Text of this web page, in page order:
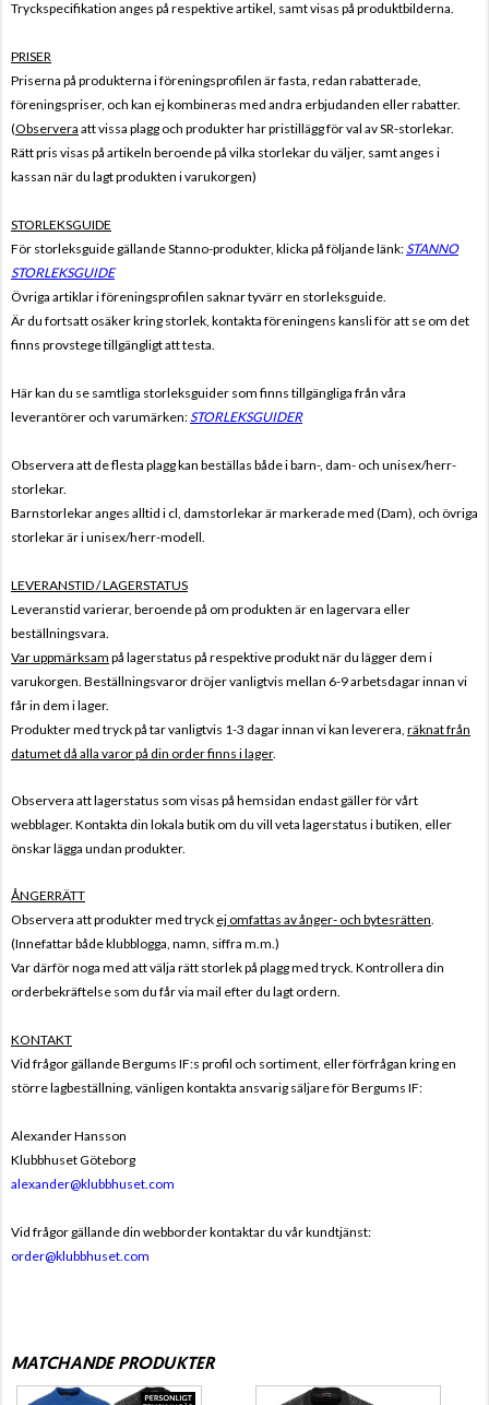
Tryckspecifikation anges på respektive artikel, samt visas på produktbilderna.
PRISER
Priserna på produkterna i föreningsprofilen är fasta, redan rabatterade,
föreningspriser, och kan ej kombineras med andra erbjudanden eller rabatter.
(Observera att vissa plagg och produkter har pristillägg för val av SR-storlekar.
Rätt pris visas på artikeln beroende på vilka storlekar du väljer, samt anges i
kassan när du lagt produkten i varukorgen)
STORLEKSGUIDE
För storleksguide gällande Stanno-produkter, klicka på följande länk:STANNO
STORLEKSGUIDE
Övriga artiklar i föreningsprofilen saknar tyvärr en storleksguide.
Är du fortsatt osäker kring storlek, kontakta föreningens kansli för att se om det
finns provstege tillgängligt att testa.
Här kan du se samtliga storleksguider som finns tillgängliga från våra
leverantörer och varumärken:STORLEKSGUIDER
Observera att de flesta plagg kan beställas både i barn-, dam- och unisex/herr-
storlekar.
Barnstorlekar anges alltid i cl, damstorlekar är markerade med (Dam), och övriga
storlekar är i unisex/herr-modell.
LEVERANSTID / LAGERSTATUS
Leveranstid varierar, beroende på om produkten är en lagervara eller
beställningsvara.
Var uppmärksam på lagerstatus på respektive produkt när du lägger dem i
varukorgen. Beställningsvaror dröjer vanligtvis mellan 6-9 arbetsdagar innan vi
får in dem i lager.
Produkter med tryck på tar vanligtvis 1-3 dagar innan vi kan leverera, räknat från
datumet då alla varor på din order finns i lager.
Observera att lagerstatus som visas på hemsidan endast gäller för vårt
webblager. Kontakta din lokala butik om du vill veta lagerstatus i butiken, eller
önskar lägga undan produkter.
ÅNGERRÄTT
Observera att produkter med tryck ej omfattas av ånger- och bytesrätten.
(Innefattar både klubblogga, namn, siffra m.m.)
Var därför noga med att välja rätt storlek på plagg med tryck. Kontrollera din
orderbekräftelse som du får via mail efter du lagt ordern.
KONTAKT
Vid frågor gällande Bergums IF:s profil och sortiment, eller förfrågan kring en
större lagbeställning, vänligen kontakta ansvarig säljare för Bergums IF:
Alexander Hansson
Klubbhuset Göteborg
alexander@klubbhuset.com
Vid frågor gällande din webborder kontaktar du vår kundtjänst:
order@klubbhuset.com
MATCHANDE PRODUKTER